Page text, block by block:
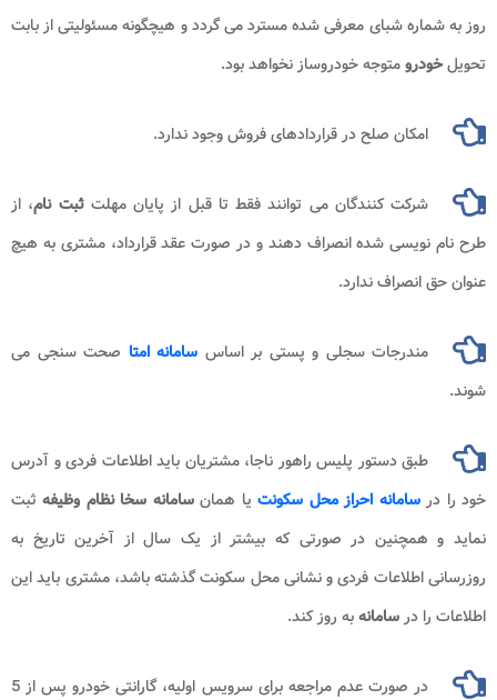
روز به شماره شبای معرفی شده مسترد می گردد و هیچگونه مسئولیتی از بابت
تحویلخودرومتوجه خودروساز نخواهد بود.
امکان صلح در قراردادهای فروش وجود ندارد.
شرکت کنندگان می توانند فقط تا قبل از پایان مهلتثبت نام، از
طرح نام نویسی شده انصراف دهند و در صورت عقد قرارداد، مشتری به هیچ
عنوان حق انصراف ندارد.
مندرجات سجلی و پستی بر اساس سامانه امتا صحت سنجی می
شوند.
طبق دستور پلیس راهور ناجا، مشتریان باید اطلاعات فردی و آدرس
خود را درسامانه احراز محل سکونتیا همانسامانه سخا نظام وظیفهثبت
نماید و همچنین در صورتی که بیشتر از یک سال از آخرین تاریخ به
روزرسانی اطلاعات فردی و نشانی محل سكونت گذشته باشد، مشتری باید این
اطلاعات را درسامانهبه روز کند.
در صورت عدم مراجعه برای سرویس اولیه، گارانتی خودرو پس از 5